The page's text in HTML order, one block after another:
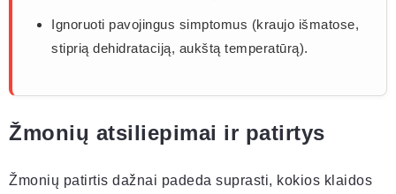
Ignoruoti pavojingus simptomus (kraujo išmatose,
stiprią dehidrataciją, aukštą temperatūrą).
Žmonių atsiliepimai ir patirtys
Žmonių patirtis dažnai padeda suprasti, kokios klaidos